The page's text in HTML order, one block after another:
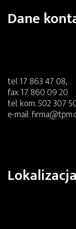
Dane
tel.17 863 47 08,
fax.17 860 09 20
tel. kom.502 307
e-mail:
Lokalizacja